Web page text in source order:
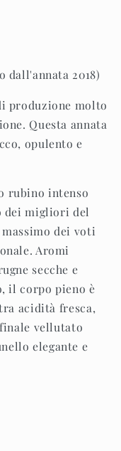
2018)
produzione molto
Questa annata
opulento e
rubino intenso
dei migliori del
dei voti
Aromi
secche e
il corpo pieno è
acidità fresca,
vellutato
elegante e